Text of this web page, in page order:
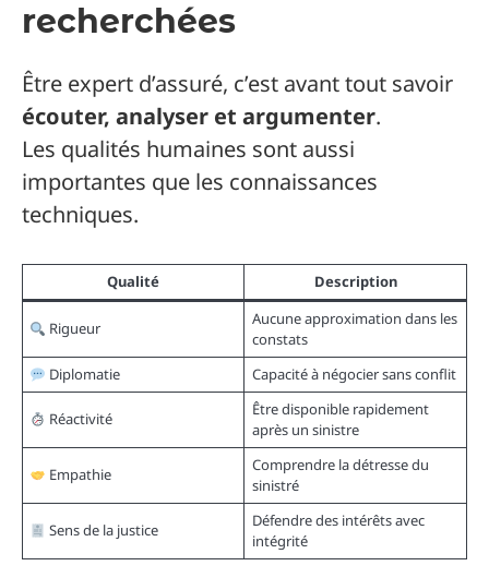
recherchées
Être expert d’assuré, c’est avant tout savoir
écouter, analyser et argumenter.
Les qualités humaines sont aussi
importantes que les connaissances
techniques.
Qualité Description
Rigueur
Aucune approximation dans les
constats
Diplomatie
Capacité à négocier sans conflit
Réactivité
Être disponible rapidement
après un sinistre
Empathie
Comprendre la détresse du
sinistré
Sens de la justice
Défendre des intérêts avec
intégrité